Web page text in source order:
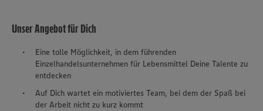
Unser Angebot für Dich
Eine tolle Möglichkeit, in dem führenden
Einzelhandelsunternehmen für Lebensmittel Deine Talente zu
entdecken
Auf Dich wartet ein motiviertes Team, bei dem der Spaß bei
der Arbeit nicht zu kurz kommt